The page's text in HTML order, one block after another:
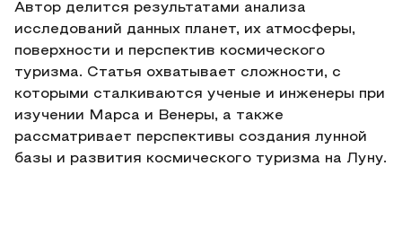
Автор делится результатами анализа
исследований данных планет, их атмосферы,
поверхности и перспектив космического
туризма. Статья охватывает сложности, с
которыми сталкиваются ученые и инженеры при
изучении Марса и Венеры, а также
рассматривает перспективы создания лунной
базы и развития космического туризма на Луну.